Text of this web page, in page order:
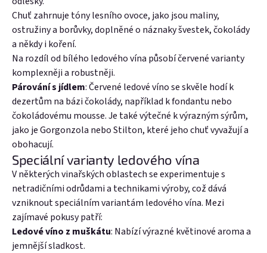
E-mail
Heslo
Chuť zahrnuje tóny lesního ovoce, jako jsou maliny,
ostružiny a borůvky, doplněné o náznaky švestek, čokolády
a někdy i koření.
Na rozdíl od bílého ledového vína působí červené varianty
komplexněji a robustněji.
Párování s jídlem: Červené ledové víno se skvěle hodí k
dezertům na bázi čokolády, například k fondantu nebo
čokoládovému mousse. Je také výtečné k výrazným sýrům,
jako je Gorgonzola nebo Stilton, které jeho chuť vyvažují a
obohacují.
Speciální varianty ledového vína
V některých vinařských oblastech se experimentuje s
netradičními odrůdami a technikami výroby, což dává
vzniknout speciálním variantám ledového vína. Mezi
zajímavé pokusy patří:
Ledové víno z muškátu: Nabízí výrazné květinové aroma a
jemnější sladkost.